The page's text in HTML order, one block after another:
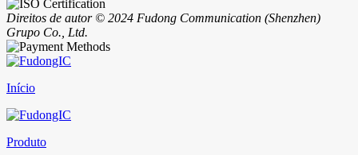
Direitos de autor © 2024 Fudong Communication (Shenzhen)
Grupo Co., Ltd.
Início
Produto